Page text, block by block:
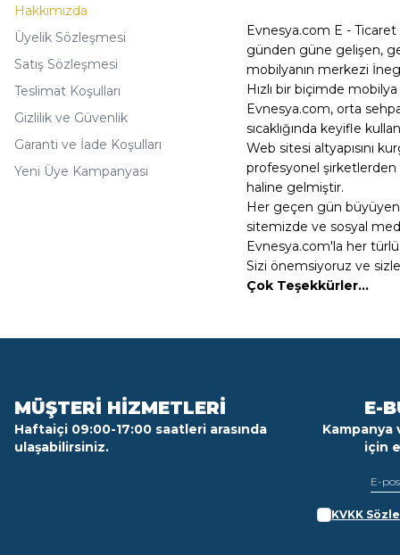
Hakkımızda
Üyelik Sözleşmesi
Satış Sözleşmesi
Teslimat Koşulları
Gizlilik ve Güvenlik
Garanti ve İade Koşulları
Yeni Üye Kampanyası
Evnesya.com E - Ticaret
günden güne gelişen,
mobilyanın merkezi
Hızlı bir biçimde
Evnesya.com, orta
sıcaklığında keyifle
Web sitesi altyapısını
profesyonel şirketlerden
haline gelmiştir.
Her geçen gün büyüyen
sitemizde ve sosyal
Evnesya.com'la her
Sizi önemsiyoruz ve
Çok Teşekkürler...
MÜŞTERİ HİZMETLERİ
Haftaiçi 09:00-17:00 saatleri arasında
ulaşabilirsiniz.
E-
için
KVKK